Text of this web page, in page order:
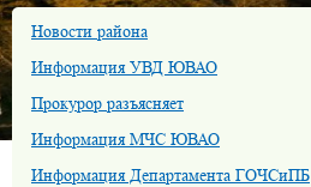
Новости района
Информация УВД ЮВАО
Прокурор разъясняет
Информация МЧС ЮВАО
Информация Департамента ГОЧСиПБ